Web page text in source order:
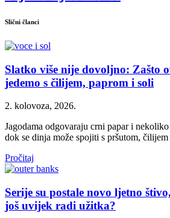
Slični članci
Slatko više nije dovoljno: Zašto
jedemo s čilijem, paprom i soli
2. kolovoza, 2026.
Jagodama odgovaraju crni papar i
dok se dinja može spojiti s pršutom,
Pročitaj
Serije su postale novo ljetno
još uvijek radi užitka?